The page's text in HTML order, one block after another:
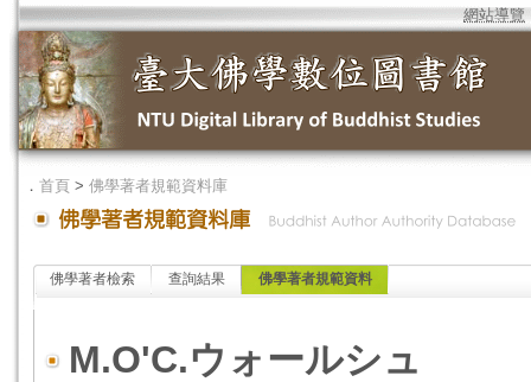
網站導覽
． 首頁 > 佛學著者規範資料庫
佛學著者檢索 查詢結果 佛學著者規範資料
M.O'C.ウォールシュ